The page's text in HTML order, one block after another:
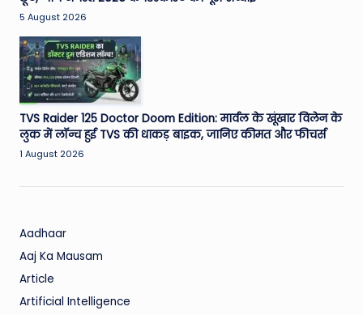
5 August 2026
TVS Raider 125 Doctor Doom Edition: मार्वल के खूंखार विलेन के
लुक में लॉन्च हुई TVS की धाकड़ बाइक, जानिए कीमत और फीचर्स
1 August 2026
Aadhaar
Aaj Ka Mausam
Article
Artificial Intelligence